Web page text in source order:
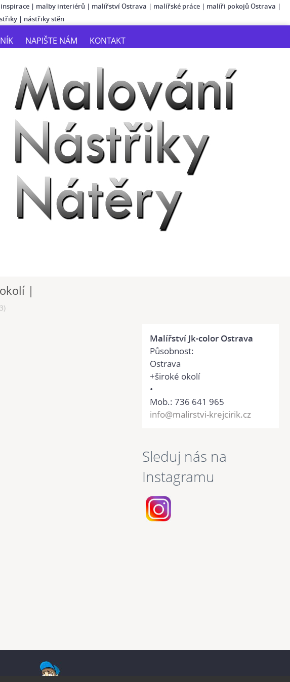
| malby interiérů| malířství Ostrava | malířské práce| malíři pokojů Ostrava |
| nástřiky stěn
NAPIŠTE NÁM KONTAKT
|
Malířství Jk-color Ostrava
Působnost:
Ostrava
+široké okolí
•
Mob.: 736 641 965
info@malirstvi-krejcirik.cz
Sleduj nás na
Instagramu